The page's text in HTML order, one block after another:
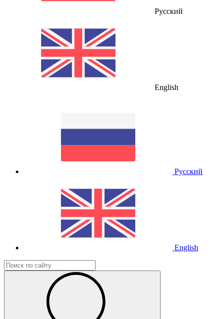
Русский
English
Русский
English